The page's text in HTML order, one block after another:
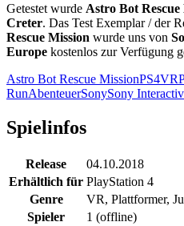
Getestet wurde Astro Bot Rescue
Creter. Das Test Exemplar / der
Rescue Mission wurde uns von
Europe kostenlos zur Verfügung
Astro Bot Rescue MissionPS4VR
RunAbenteuerSonySony
Spielinfos
Release
04.10.2018
Erhältlich für PlayStation 4
Genre
VR, Plattformer,
Spieler
1 (offline)